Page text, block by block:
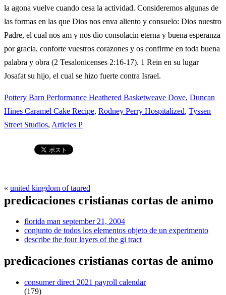
Pottery Barn Performance Heathered Basketweave Dove, Duncan
Hines Caramel Cake Recipe, Rodney Perry Hospitalized, Tyssen
Street Studios, Articles P
« united kingdom of taured
predicaciones cristianas cortas de animo
florida man september 21, 2004
conjunto de todos los elementos objeto de un experimento
describe the four layers of the gi tract
predicaciones cristianas cortas de animo
consumer direct 2021 payroll calendar
(179)